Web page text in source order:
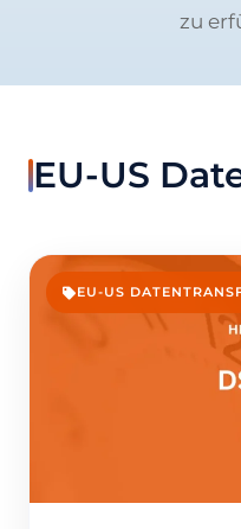
zu
EU-US
EU-US